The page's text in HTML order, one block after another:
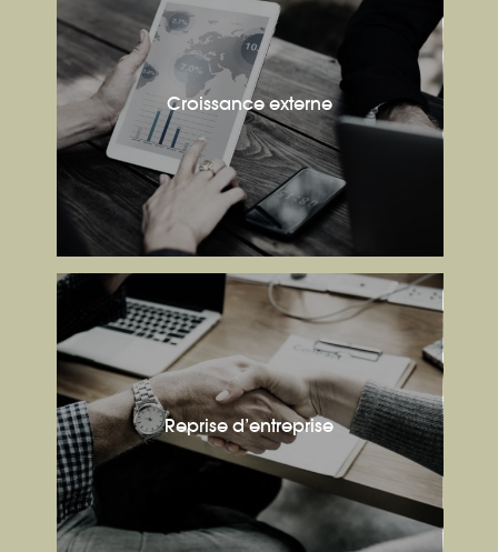
Croissance externe
Reprise d’entreprise